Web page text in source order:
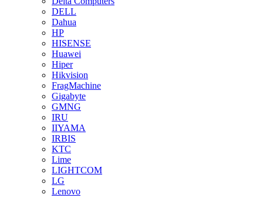
DELL
Dahua
HP
HISENSE
Huawei
Hiper
Hikvision
FragMachine
Gigabyte
GMNG
IRU
IIYAMA
IRBIS
KTC
Lime
LIGHTCOM
LG
Lenovo